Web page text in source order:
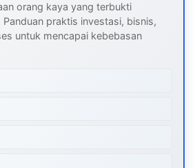
orang kaya yang terbukti
praktis investasi, bisnis,
untuk mencapai kebebasan